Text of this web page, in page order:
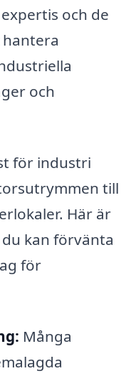
och de
och
för industri
till
Här är
kan förvänta
för
Många